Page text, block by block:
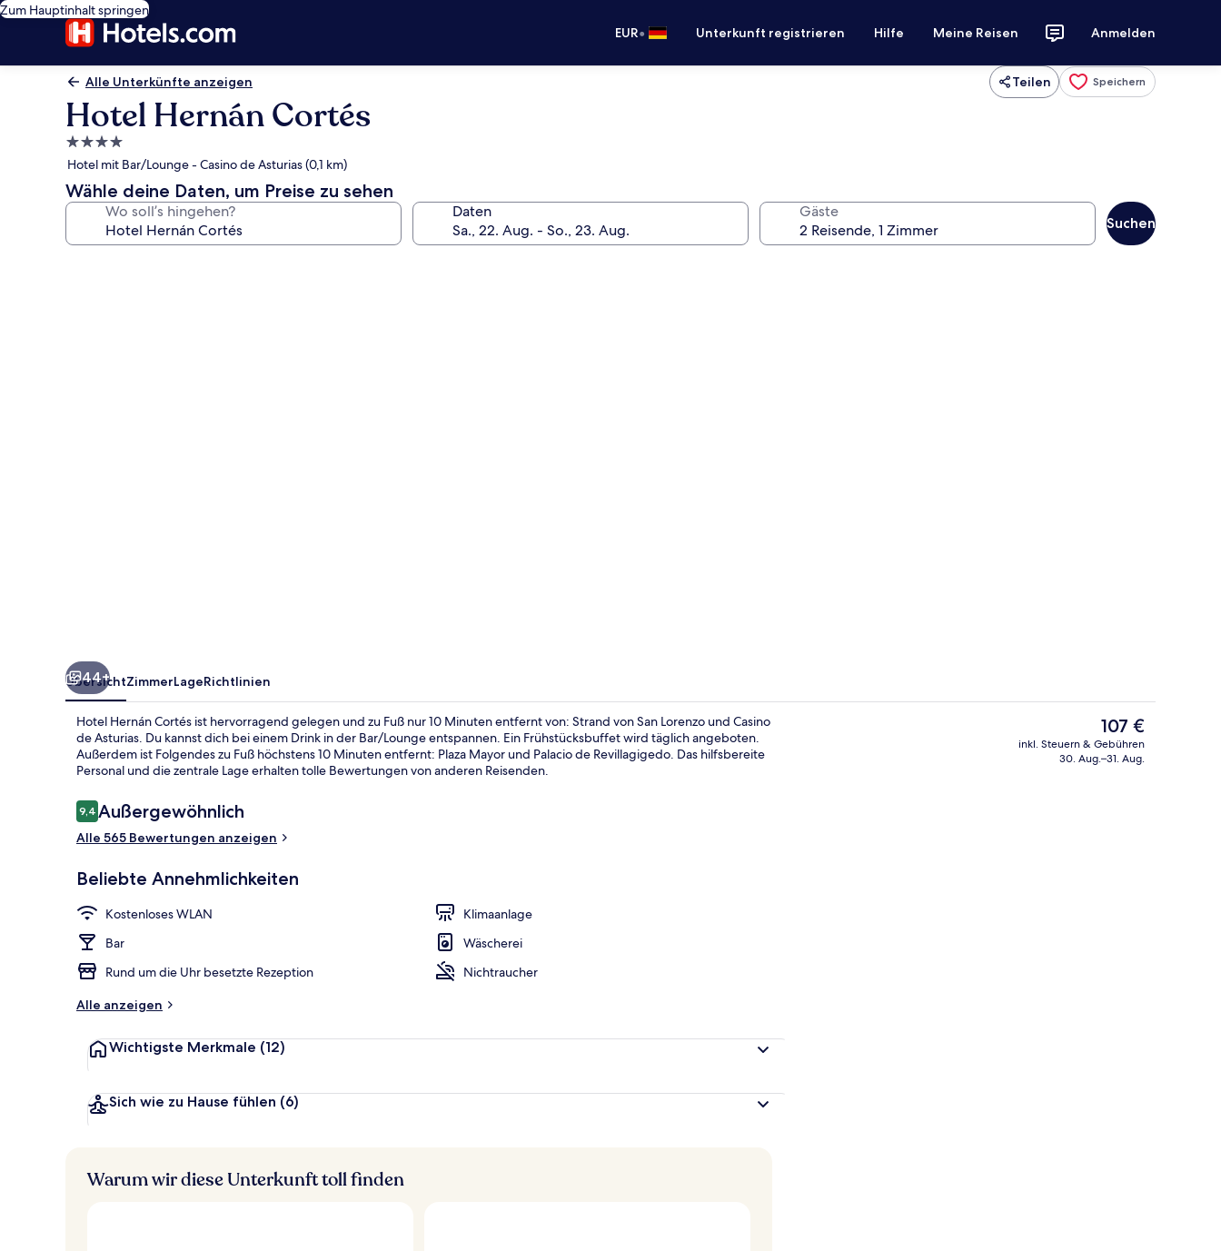
Zum Hauptinhalt springen
EUR• Unterkunft registrieren Hilfe Meine Reisen Anmelden
Alle Unterkünfte anzeigen Teilen Speichern
Hotel Hernán Cortés
4.0-
Sterne-
Unterkunft
Hotel mit Bar/Lounge - Casino de Asturias (0,1 km)
Wähle deine Daten, um Preise zu sehen
Wo soll’s hingehen? Daten Gäste
Suchen
44+
ÜbersichtZimmerLageRichtlinien
Hotel Hernán Cortés ist hervorragend gelegen und zu Fuß nur 10 Minuten entfernt von: Strand von San Lorenzo und Casino
de Asturias. Du kannst dich bei einem Drink in der Bar/Lounge entspannen. Ein Frühstücksbuffet wird täglich angeboten.
Außerdem ist Folgendes zu Fuß höchstens 10 Minuten entfernt: Plaza Mayor und Palacio de Revillagigedo. Das hilfsbereite
Personal und die zentrale Lage erhalten tolle Bewertungen von anderen Reisenden.
Bewertungen
9,49,4 von 10.
Außergewöhnlich
Alle 565 Bewertungen anzeigen
Beliebte Annehmlichkeiten
Kostenloses WLAN
Klimaanlage
Bar
Wäscherei
Rund um die Uhr besetzte Rezeption
Nichtraucher
Alle anzeigen
Wichtigste Merkmale (12)
Sich wie zu Hause fühlen (6)
Der
aktuelle
Preis
107 €
inkl. Steuern & Gebühren
30. Aug.–31. Aug.
Warum wir diese Unterkunft toll finden